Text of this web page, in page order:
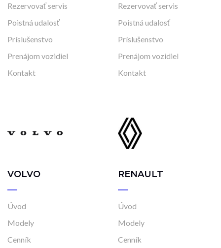
Rezervovať servis
Poistná udalosť
Príslušenstvo
Prenájom vozidiel
Kontakt
Rezervovať servis
Poistná udalosť
Príslušenstvo
Prenájom vozidiel
Kontakt
VOLVO
Úvod
Modely
Cenník
RENAULT
Úvod
Modely
Cenník